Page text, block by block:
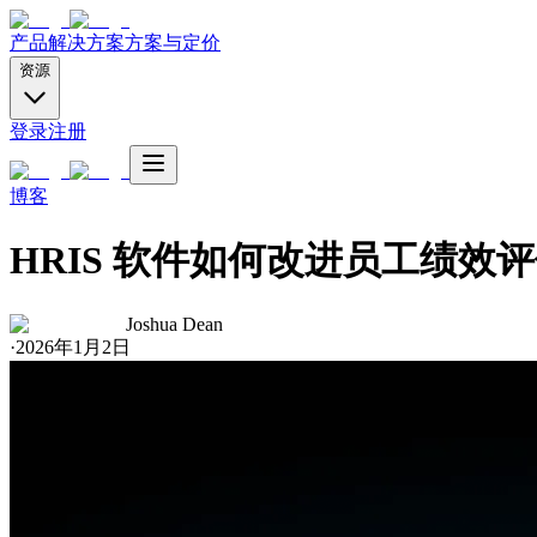
产品解决方案方案与定价
资源
登录注册
博客
HRIS 软件如何改进员工绩效
Joshua Dean
·2026年1月2日